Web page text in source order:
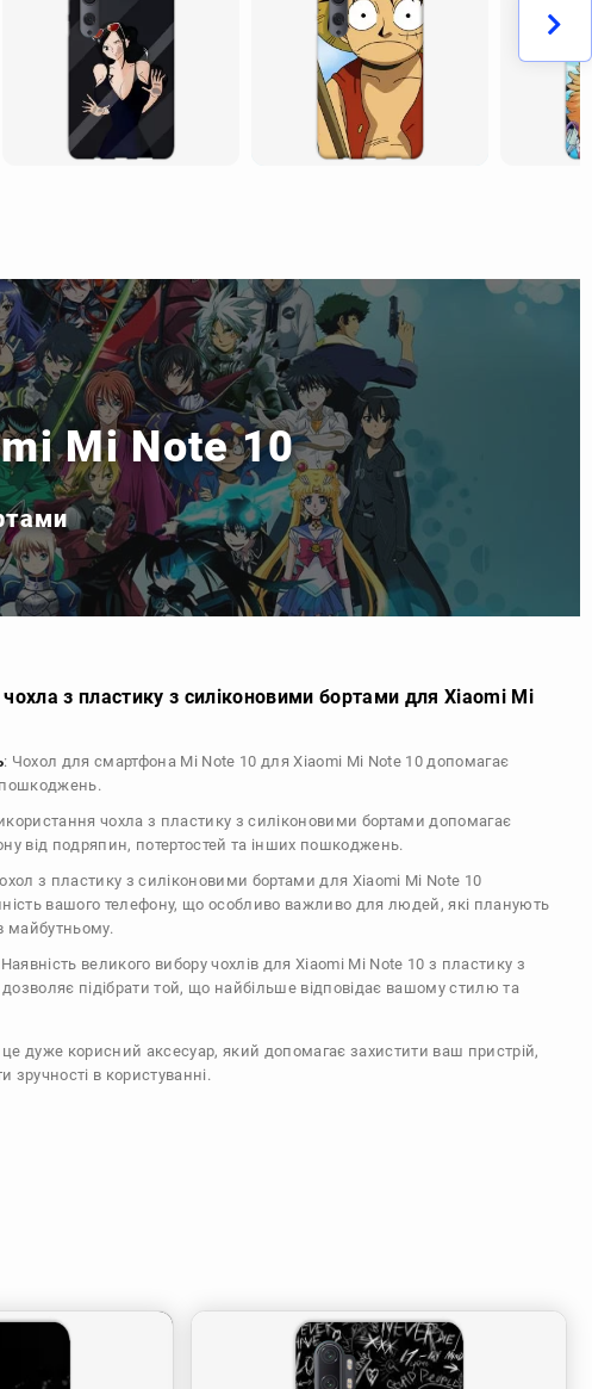
Mi Note 10
з пластику з силіконовими бортами для Xiaomi Mi
: Чохол для смартфона Mi Note 10 для Xiaomi Mi Note 10 допомагає
пошкоджень.
чохла з пластику з силіконовими бортами допомагає
від подряпин, потертостей та інших пошкоджень.
з пластику з силіконовими бортами для Xiaomi Mi Note 10
вашого телефону, що особливо важливо для людей, які планують
майбутньому.
Наявність великого вибору чохлів для Xiaomi Mi Note 10 з пластику з
підібрати той, що найбільше відповідає вашому стилю та
дуже корисний аксесуар, який допомагає захистити ваш пристрій,
зручності в користуванні.